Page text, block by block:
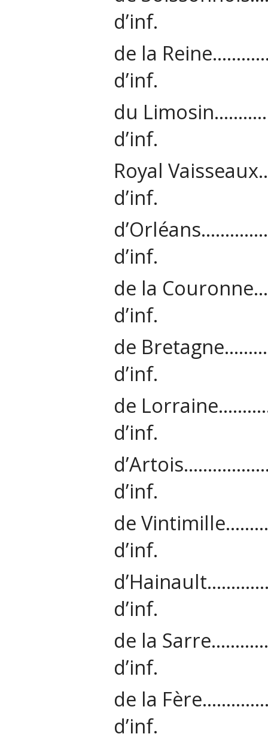
d’inf.
de la
d’inf.
du
d’inf.
Royal
d’inf.
d’inf.
de la
d’inf.
de
d’inf.
de
d’inf.
d’inf.
de
d’inf.
d’inf.
de la
d’inf.
de la
d’inf.